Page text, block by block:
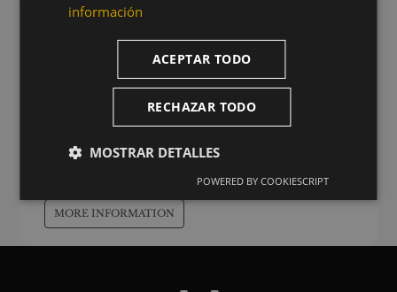
VISIT FILLABOA FINCA
Circuit through the vineyard by private car to
reach one of the most emblematic vineyards of
Bodegas Fillaboa and enjoy the panoramic
view offered by the historic Fillaboa Estate,
MORE INFORMATION
información
ACEPTAR TODO
RECHAZAR TODO
MOSTRAR DETALLES
POWERED BY COOKIESCRIPT